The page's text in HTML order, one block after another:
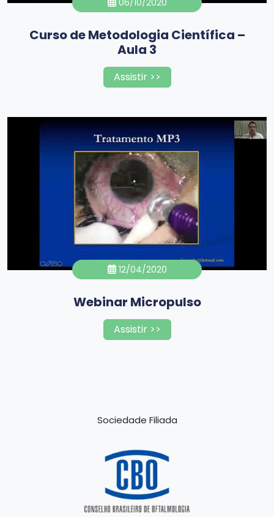
06/10/2020
Curso de Metodologia Científica –
Aula 3
Assistir >>
12/04/2020
Webinar Micropulso
Assistir >>
Sociedade Filiada